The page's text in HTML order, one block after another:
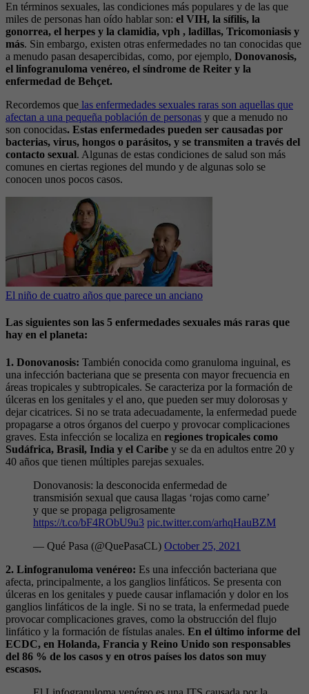
En términos sexuales, las condiciones más populares y de las que
miles de personas han oído hablar son: el VIH, la sífilis, la
gonorrea, el herpes y la clamidia, vph , ladillas, Tricomoniasis y
más. Sin embargo, existen otras enfermedades no tan conocidas que
a menudo pasan desapercibidas, como, por ejemplo, Donovanosis,
el linfogranuloma venéreo, el síndrome de Reiter y la
enfermedad de Behçet.
Recordemos que las enfermedades sexuales raras son aquellas que
afectan a una pequeña población de personas y que a menudo no
son conocidas. Estas enfermedades pueden ser causadas por
bacterias, virus, hongos o parásitos, y se transmiten a través del
contacto sexual. Algunas de estas condiciones de salud son más
comunes en ciertas regiones del mundo y de algunas solo se
conocen unos pocos casos.
El niño de cuatro años que parece un anciano
Las siguientes son las 5 enfermedades sexuales más raras que
hay en el planeta:
1. Donovanosis: También conocida como granuloma inguinal, es
una infección bacteriana que se presenta con mayor frecuencia en
áreas tropicales y subtropicales. Se caracteriza por la formación de
úlceras en los genitales y el ano, que pueden ser muy dolorosas y
dejar cicatrices. Si no se trata adecuadamente, la enfermedad puede
propagarse a otros órganos del cuerpo y provocar complicaciones
graves. Esta infección se localiza en regiones tropicales como
Sudáfrica, Brasil, India y el Caribe y se da en adultos entre 20 y
40 años que tienen múltiples parejas sexuales.
Donovanosis: la desconocida enfermedad de
transmisión sexual que causa llagas ‘rojas como carne’
y que se propaga peligrosamente
https://t.co/bF4RObU9u3 pic.twitter.com/arhqHauBZM
— Qué Pasa (@QuePasaCL) October 25, 2021
2. Linfogranuloma venéreo: Es una infección bacteriana que
afecta, principalmente, a los ganglios linfáticos. Se presenta con
úlceras en los genitales y puede causar inflamación y dolor en los
ganglios linfáticos de la ingle. Si no se trata, la enfermedad puede
provocar complicaciones graves, como la obstrucción del flujo
linfático y la formación de fístulas anales. En el último informe del
ECDC, en Holanda, Francia y Reino Unido son responsables
del 86 % de los casos y en otros países los datos son muy
escasos.